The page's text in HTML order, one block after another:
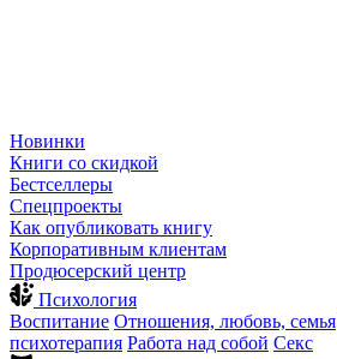
Новинки
Книги со скидкой
Бестселлеры
Спецпроекты
Как опубликовать книгу
Корпоративным клиентам
Продюсерский центр
Психология
Воспитание Отношения, любовь, семья
психотерапия Работа над собой Секс